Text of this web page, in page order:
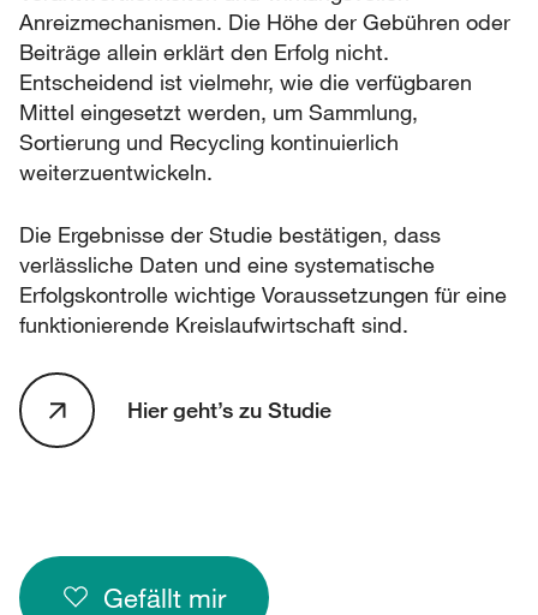
Anreizmechanismen. Die Höhe der Gebühren oder
Beiträge allein erklärt den Erfolg nicht.
Entscheidend ist vielmehr, wie die verfügbaren
Mittel eingesetzt werden, um Sammlung,
Sortierung und Recycling kontinuierlich
weiterzuentwickeln.
Die Ergebnisse der Studie bestätigen, dass
verlässliche Daten und eine systematische
Erfolgskontrolle wichtige Voraussetzungen für eine
funktionierende Kreislaufwirtschaft sind.
Hier geht’s zu Studie
Gefällt mir